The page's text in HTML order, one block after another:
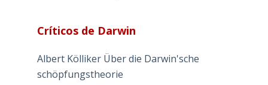
Críticos de Darwin
Albert Kölliker Über die Darwin'sche
schöpfungstheorie